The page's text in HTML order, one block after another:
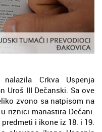
Crkva Uspenja
Uroš III Dečanski. Sa ove
zvono sa natpisom na
riznici manastira Dečani.
i ikone iz 18. i 19.